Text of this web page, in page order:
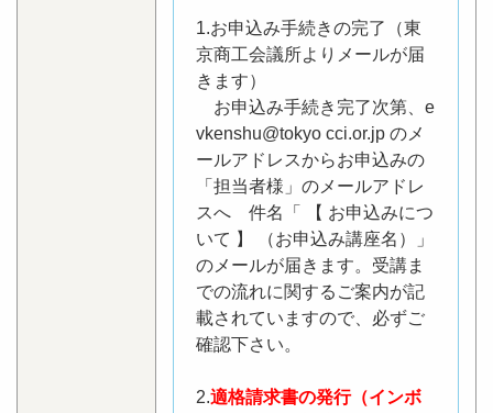
1.お申込み手続きの完了（東
京商工会議所よりメールが届
きます）
お申込み手続き完了次第、e
vkenshu@tokyo cci.or.jp のメ
ールアドレスからお申込みの
「担当者様」のメールアドレ
スへ 件名「 【 お申込みにつ
いて 】 （お申込み講座名）」
のメールが届きます。受講ま
での流れに関するご案内が記
載されていますので、必ずご
確認下さい。
2.適格請求書の発行（インボ